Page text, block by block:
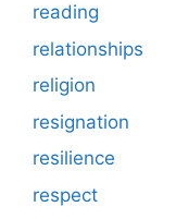
reading
relationships
religion
resignation
resilience
respect